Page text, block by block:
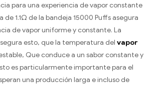
para una experiencia de vapor constante
de 1.1Ω de la bandeja 15000 Puffs asegura
de vapor uniforme y constante. La
esto, que la temperatura del vapor
Que conduce a un sabor constante y
es particularmente importante para el
una producción larga e incluso de